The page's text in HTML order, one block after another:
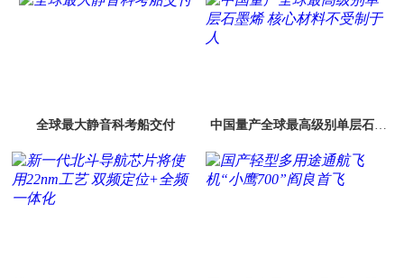
全球最大静音科考船交付
中国量产全球最高级别单层石墨